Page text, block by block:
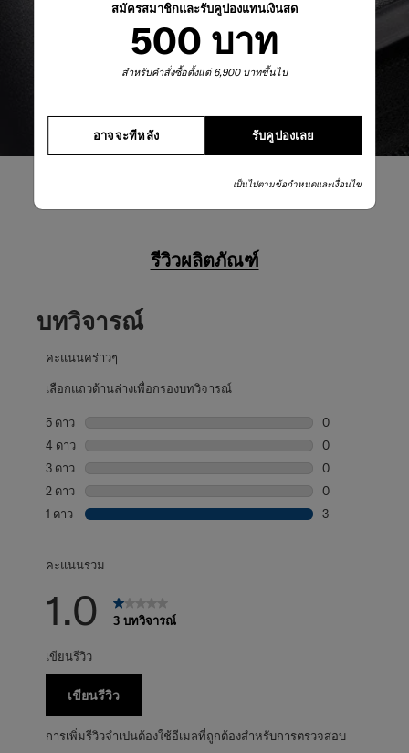
สมัครสมาชิกและรับคูปองแทนเงินสด
500 บาท
สำหรับคำสั่งซื้อตั้งแต่ 6,900 บาทขึ้นไป
รับคูปองเลย
อาจจะทีหลัง
เป็นไปตามข้อกำหนดและเงื่อนไข
รีวิวผลิตภัณฑ์
บทวิจารณ์
คะแนนคร่าวๆ
เลือกแถวด้านล่างเพื่อกรองบทวิจารณ์
5 ดาว ดาว
0
บทวิจารณ์0 บท
4 ดาว ดาว
0
บทวิจารณ์0 บท
3 ดาว ดาว
0
บทวิจารณ์0 บท
2 ดาว ดาว
0
บทวิจารณ์0 บท
1 ดาว ดาว
3
คะแนนรวม
1.0 3 บทวิจารณ์
เขียนรีวิว
เขียนรีวิว
การเพิ่มรีวิวจำเปนต้องใช้อีเมลที่ถูกต้องสำหรับการตรวจสอบ